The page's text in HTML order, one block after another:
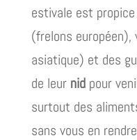
estivale est propice
(frelons
asiatique) et des
de leur nidpour
surtout des
sans vous en